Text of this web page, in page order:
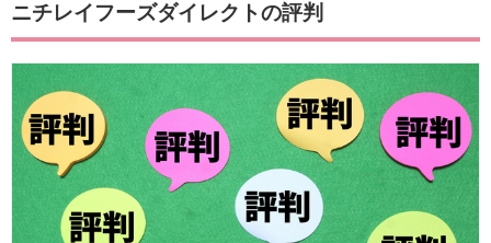
ニチレイフーズダイレクトの評判